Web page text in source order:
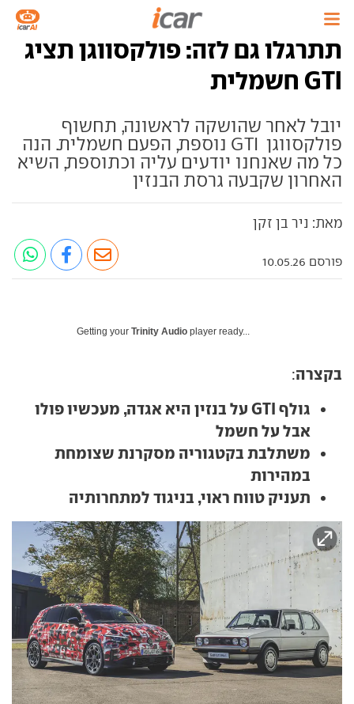
תתרגלו גם לזה: פולקסווגן תציג
GTI חשמלית
יובל לאחר שהושקה לראשונה, תחשוף
פולקסווגן GTI נוספת, הפעם חשמלית. הנה
כל מה שאנחנו יודעים עליה וכתוספת, השיא
האחרון שקבעה גרסת הבנזין
מאת: ניר בן זקן
פורסם 10.05.26
Getting your Trinity Audio player ready...
בקצרה:
גולף GTI על בנזין היא אגדה, מעכשיו פולו
אבל על חשמל
משתלבת בקטגוריה מסקרנת שצומחת
במהירות
תעניק טווח ראוי, בניגוד למתחרותיה